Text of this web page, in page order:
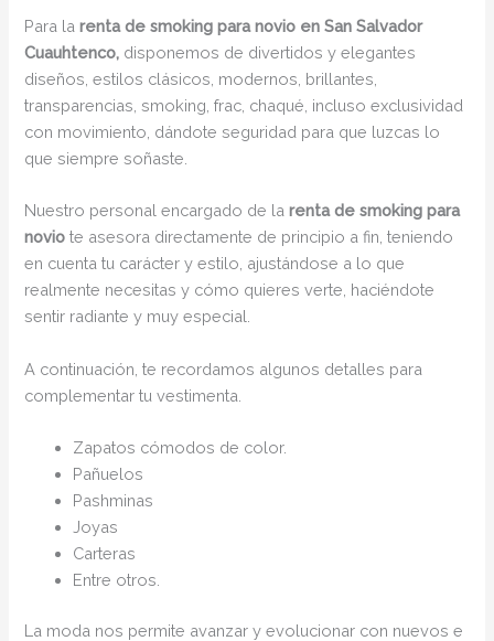
Para larenta de smoking para novio en San Salvador
Cuauhtenco, disponemos de divertidos y elegantes
diseños, estilos clásicos, modernos, brillantes,
transparencias, smoking, frac, chaqué, incluso exclusividad
con movimiento, dándote seguridad para que luzcas lo
que siempre soñaste.
Nuestro personal encargado de larenta de smoking para
novio te asesora directamente de principio a fin, teniendo
en cuenta tu carácter y estilo, ajustándose a lo que
realmente necesitas y cómo quieres verte, haciéndote
sentir radiante y muy especial.
A continuación, te recordamos algunos detalles para
complementar tu vestimenta.
Zapatos cómodos de color.
Pañuelos
Pashminas
Joyas
Carteras
Entre otros.
La moda nos permite avanzar y evolucionar con nuevos e